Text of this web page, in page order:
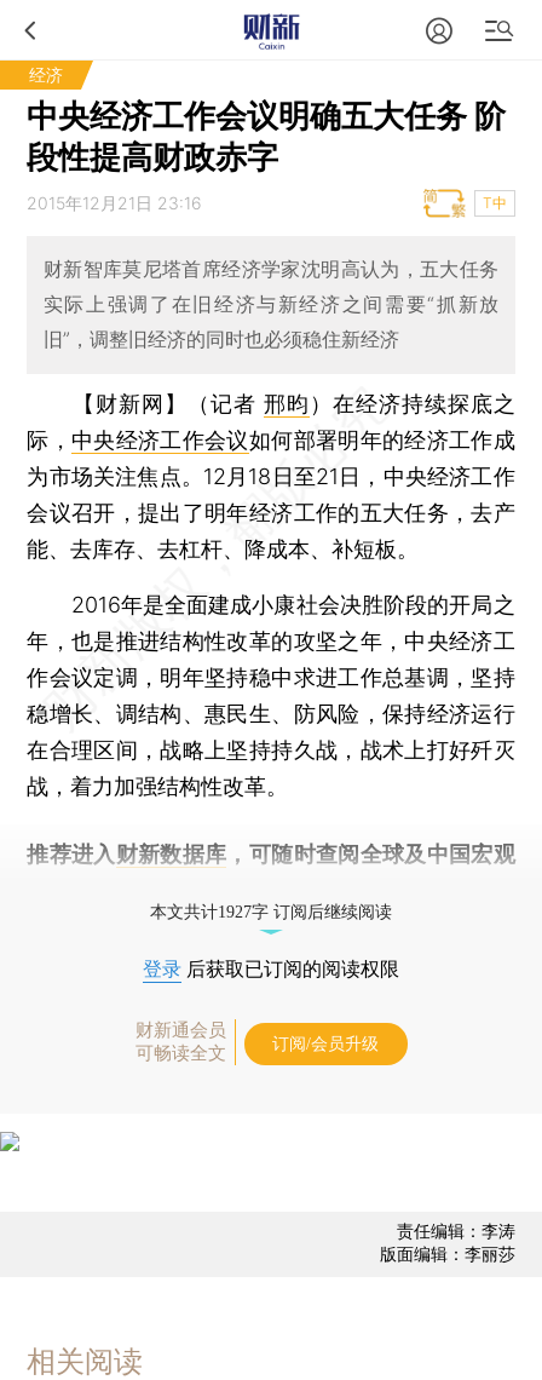
经济
中央经济工作会议明确五大任务 阶
段性提高财政赤字
2015年12月21日 23:16 T中
财新智库莫尼塔首席经济学家沈明高认为，五大任务
实际上强调了在旧经济与新经济之间需要“抓新放
旧”，调整旧经济的同时也必须稳住新经济
【财新网】（记者 邢昀 ） 在经济持续探底之
际， 中央经济工作会议如何部署明年的经济工作成
为市场关注焦点。12月18日至21日，中央经济工作
会议召开，提出了明年经济工作的五大任务，去产
能、去库存、去杠杆、降成本、补短板。
2016年是全面建成小康社会决胜阶段的开局之
年，也是推进结构性改革的攻坚之年，中央经济工
作会议定调，明年坚持稳中求进工作总基调，坚持
稳增长、调结构、惠民生、防风险，保持经济运行
在合理区间，战略上坚持持久战，战术上打好歼灭
战，着力加强结构性改革。
推荐进入 财新数据库 ，可随时查阅全球及中国宏观
本文共计1927字 订阅后继续阅读
登录 后获取已订阅的阅读权限
财新通会员
可畅读全文
订阅/会员升级
责任编辑：李涛
版面编辑：李丽莎
相关阅读